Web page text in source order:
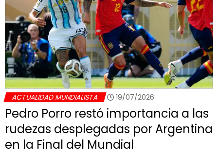
ACTUALIDAD MUNDIALISTA 19/07/2026
Pedro Porro restó importancia a las
rudezas desplegadas por Argentina
en la Final del Mundial